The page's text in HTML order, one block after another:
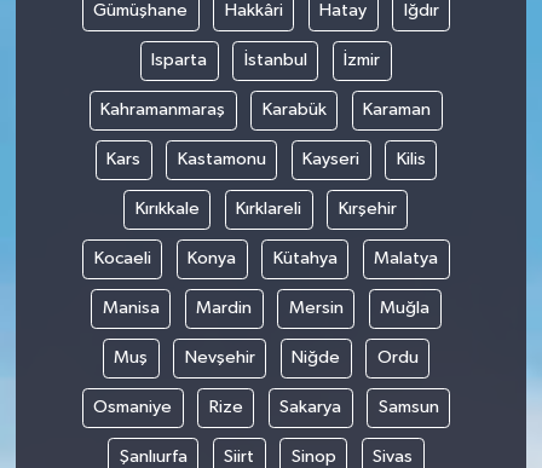
Gümüşhane Hakkâri Hatay Iğdır
Isparta İstanbul İzmir
Kahramanmaraş Karabük Karaman
Kars Kastamonu Kayseri Kilis
Kırıkkale Kırklareli Kırşehir
Kocaeli Konya Kütahya Malatya
Manisa Mardin Mersin Muğla
Muş Nevşehir Niğde Ordu
Osmaniye Rize Sakarya Samsun
Şanlıurfa Siirt Sinop Sivas